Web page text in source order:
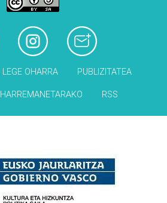
LEGE OHARRA PUBLIZITATEA
HARREMANETARAKO RSS